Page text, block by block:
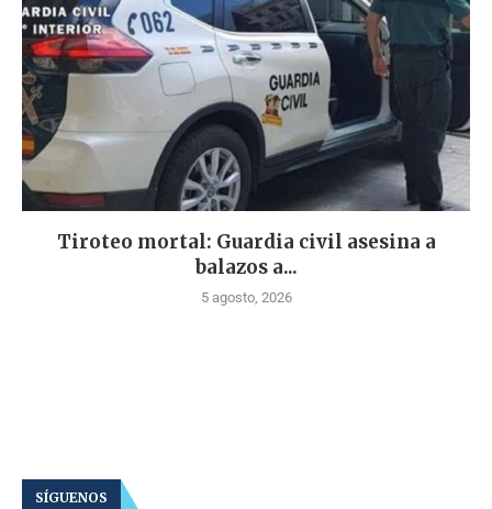
Tiroteo mortal: Guardia civil asesina a
balazos a...
5 agosto, 2026
SÍGUENOS